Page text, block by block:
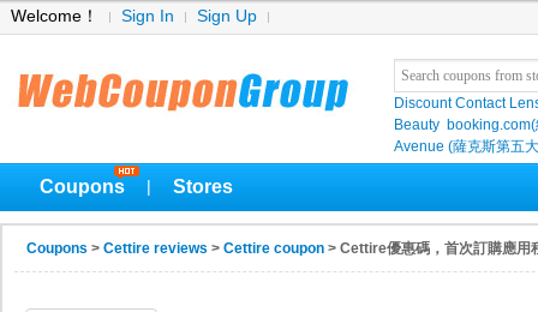
Welcome！ Sign In Sign Up
Discount Contact
Beauty
Avenue (薩克斯第五
Coupons Stores
Coupons > Cettire reviews > Cettire coupon > Cettire優惠碼，首次訂購應用